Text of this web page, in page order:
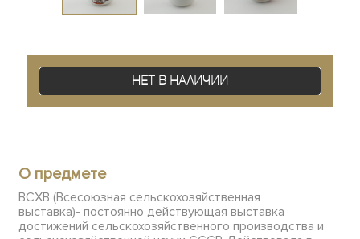
Нет в наличии
О предмете
ВСХВ (Всесоюзная сельскохозяйственная
выставка)- постоянно действующая выставка
достижений сельскохозяйственного производства и